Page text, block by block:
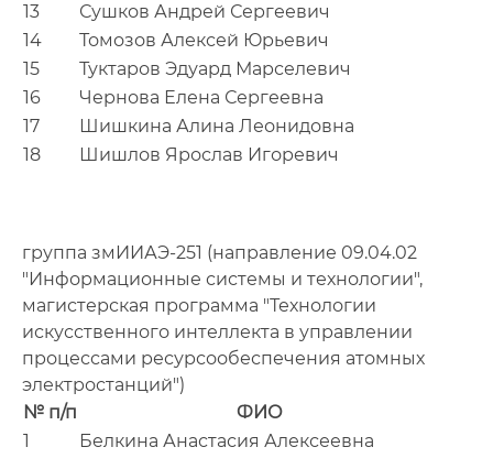
13
Сушков Андрей Сергеевич
14
Томозов Алексей Юрьевич
15
Туктаров Эдуард Марселевич
16
Чернова Елена Сергеевна
17
Шишкина Алина Леонидовна
18
Шишлов Ярослав Игоревич
группа змИИАЭ-251 (направление 09.04.02
"Информационные системы и технологии",
магистерская программа "Технологии
искусственного интеллекта в управлении
процессами ресурсообеспечения атомных
электростанций")
№ п/п
ФИО
1
Белкина Анастасия Алексеевна